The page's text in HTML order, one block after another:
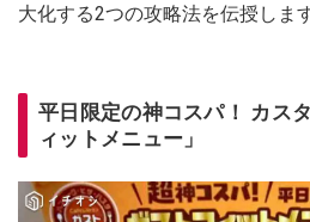
大化する2つの攻略法を伝授します
平日限定の神コスパ！ カス
ィットメニュー」